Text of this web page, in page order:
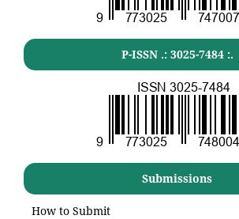
P-ISSN .: 3025-7484:.
Submissions
How to Submit